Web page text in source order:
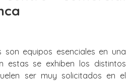
son equipos esenciales en una
estas se exhiben los distintos
ser muy solicitados en el